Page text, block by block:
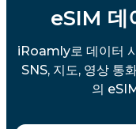
eSIM 데
iRoamly로 데이터
SNS, 지도, 영상 통
의